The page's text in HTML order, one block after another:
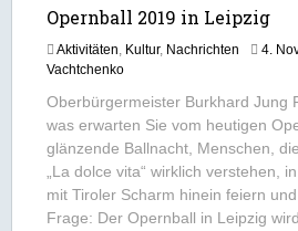
Opernball 2019 in Leipzig
Aktivitäten, Kultur, Nachrichten 4.
Vachtchenko
Oberbürgermeister Burkhard Jung
was erwarten Sie vom heutigen
glänzende Ballnacht, Menschen,
„La dolce vita“ wirklich verstehen,
mit Tiroler Scharm hinein feiern
Frage: Der Opernball in Leipzig